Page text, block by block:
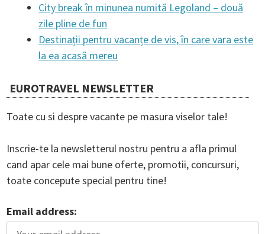
City break în minunea numită Legoland – două
zile pline de fun
Destinații pentru vacanțe de vis, în care vara este
la ea acasă mereu
EUROTRAVEL NEWSLETTER
Toate cu si despre vacante pe masura viselor tale!
Inscrie-te la newsletterul nostru pentru a afla primul
cand apar cele mai bune oferte, promotii, concursuri,
toate concepute special pentru tine!
Email address: